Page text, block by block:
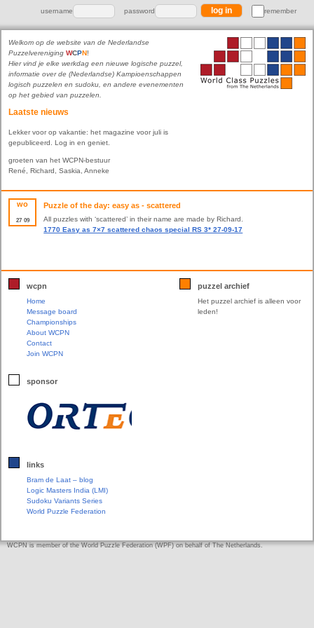
username password remember
Welkom op de website van de Nederlandse
Puzzelvereniging WCPN!
Hier vind je elke werkdag een nieuwe logische puzzel,
informatie over de (Nederlandse) Kampioenschappen
logisch puzzelen en sudoku, en andere evenementen
op het gebied van puzzelen.
Laatste nieuws
Lekker voor op vakantie: het magazine voor juli is
gepubliceerd. Log in en geniet.
groeten van het WCPN-bestuur
René, Richard, Saskia, Anneke
wo
27 09
Puzzle of the day: easy as - scattered
All puzzles with ‘scattered’ in their name are made by Richard.
1770 Easy as 7×7 scattered chaos special RS 3* 27-09-17
wcpn
Home
Message board
Championships
About WCPN
Contact
Join WCPN
sponsor
links
Bram de Laat – blog
Logic Masters India (LMI)
Sudoku Variants Series
World Puzzle Federation
puzzel archief
Het puzzel archief is alleen voor
leden!
WCPN is member of the World Puzzle Federation (WPF) on behalf of The Netherlands.